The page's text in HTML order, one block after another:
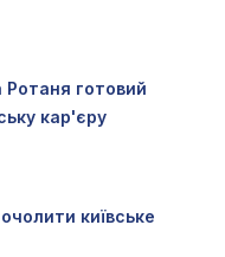
готовий
кар'єру
київське